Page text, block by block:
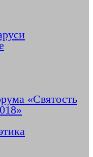
«Святость